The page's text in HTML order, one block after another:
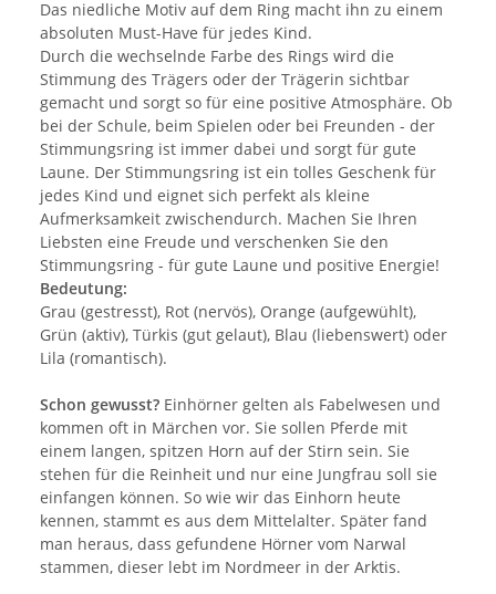
Das niedliche Motiv auf dem Ring macht ihn zu einem
absoluten Must-Have für jedes Kind.
Durch die wechselnde Farbe des Rings wird die
Stimmung des Trägers oder der Trägerin sichtbar
gemacht und sorgt so für eine positive Atmosphäre. Ob
bei der Schule, beim Spielen oder bei Freunden - der
Stimmungsring ist immer dabei und sorgt für gute
Laune. Der Stimmungsring ist ein tolles Geschenk für
jedes Kind und eignet sich perfekt als kleine
Aufmerksamkeit zwischendurch. Machen Sie Ihren
Liebsten eine Freude und verschenken Sie den
Stimmungsring - für gute Laune und positive Energie!
Bedeutung:
Grau (gestresst), Rot (nervös), Orange (aufgewühlt),
Grün (aktiv), Türkis (gut gelaut), Blau (liebenswert) oder
Lila (romantisch).
Schon gewusst? Einhörner gelten als Fabelwesen und
kommen oft in Märchen vor. Sie sollen Pferde mit
einem langen, spitzen Horn auf der Stirn sein. Sie
stehen für die Reinheit und nur eine Jungfrau soll sie
einfangen können. So wie wir das Einhorn heute
kennen, stammt es aus dem Mittelalter. Später fand
man heraus, dass gefundene Hörner vom Narwal
stammen, dieser lebt im Nordmeer in der Arktis.